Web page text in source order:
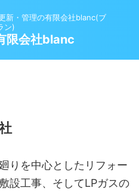
新・管理の有限会社blanc(ブ
ン)
限会社blanc
りを中心としたリフォー
設工事、そしてLPガスの